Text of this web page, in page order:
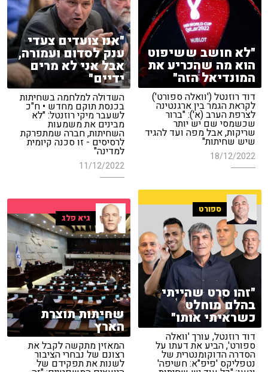
"לא חושב ששיפוט
הוא מה שהכריע את
המונדיאל הזה"
דוד רוזנטל ('וואלה ספורט')
לקראת הגמר בין ארגנטינה
לצרפת הערב (א'): "ברור
שכשמסי שם יש יותר
שריקות, אבל מפה ועד להגיד
שיש שחיתות"
18/12/2022
"אנו צועדים צעדי
ענק לסדום ועמורה,
אבל אני לא מרים
ידיים"
השדולה למלחמה בשחיתות
בכנסת תוקם מחדש • ח"כ
לשעבר מיקי רוזנטל: "לא
מבינים את משמעות
השחיתות, חברה שמתפרקת
לרסיסים - זו סכנה קיומית
למדינה"
11/12/2022
ספורט
"זהו סרט שהייתי
בהלם מוחלט
כשראיתי אותו"
דוד רוזנטל, עורך 'וואלה
ספורט', הביע את דעתו על
הסדרה הדוקומנטרית של
נטפליקס 'פיפ"א: חשיפה'
גיא פלג
שחיתות תוצרת
הארץ
המאזין מתקשה לקבל את
רצונם של נבחרי הציבור
לשנות את תפקידם של